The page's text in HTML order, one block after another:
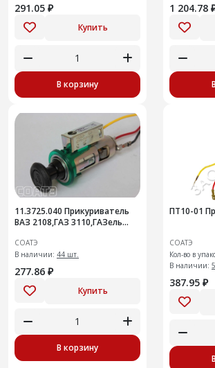
291.05 ₽
Купить
В корзину
1 204.78
11.3725.040 Прикуриватель
ВАЗ 2108,ГАЗ 3110,ГАЗель
СОАТЭ
В наличии: 44 шт.
277.86 ₽
Купить
В корзину
ПТ10-01
СОАТЭ
Кол-во в
В наличии:
387.95 ₽